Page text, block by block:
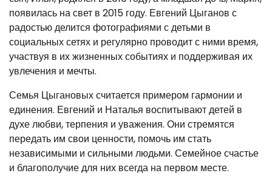
появилась на свет в 2015 году. Евгений Цыганов с
радостью делится фотографиями с детьми в
социальных сетях и регулярно проводит с ними время,
участвуя в их жизненных событиях и поддерживая их
увлечения и мечты.
Семья Цыгановых считается примером гармонии и
единения. Евгений и Наталья воспитывают детей в
духе любви, терпения и уважения. Они стремятся
передать им свои ценности, помочь им стать
независимыми и сильными людьми. Семейное счастье
и благополучие для них всегда на первом месте.